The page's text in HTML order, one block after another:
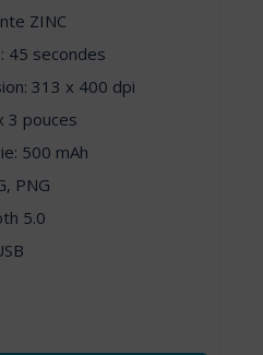
ZINC
45 secondes
313 x 400 dpi
3 pouces
500 mAh
PNG
5.0